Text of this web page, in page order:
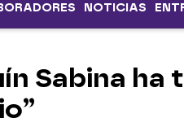
NOTICIAS
Sabina ha